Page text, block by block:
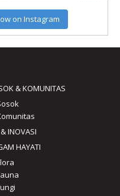
on Instagram
& KOMUNITAS
INOVASI
HAYATI